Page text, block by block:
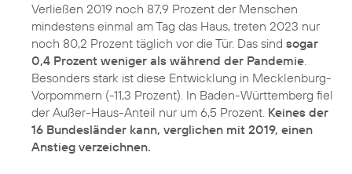
Verließen 2019 noch 87,9 Prozent der Menschen
mindestens einmal am Tag das Haus, treten 2023 nur
noch 80,2 Prozent täglich vor die Tür. Das sind sogar
0,4 Prozent weniger als während der Pandemie.
Besonders stark ist diese Entwicklung in Mecklenburg-
Vorpommern (-11,3 Prozent). In Baden-Württemberg fiel
der Außer-Haus-Anteil nur um 6,5 Prozent. Keines der
16 Bundesländer kann, verglichen mit 2019, einen
Anstieg verzeichnen.